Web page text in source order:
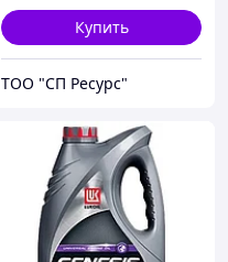
Купить
ТОО "СП Ресурс"